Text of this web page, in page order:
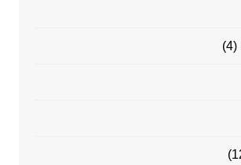
(4)